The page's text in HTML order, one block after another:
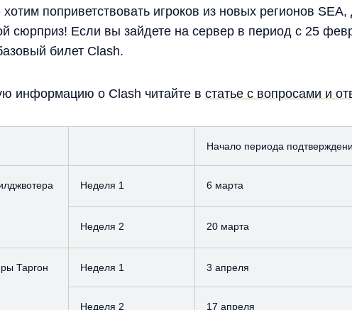
поприветствовать игроков из новых регионов
сюрприз! Если вы зайдете на сервер в период с 25
билет Clash.
информацию о Clash читайте в статье с вопросами и
Начало периода
Неделя 1 6 марта
Неделя 2 20 марта
Таргон Неделя 1 3 апреля
Неделя 2 17 апреля